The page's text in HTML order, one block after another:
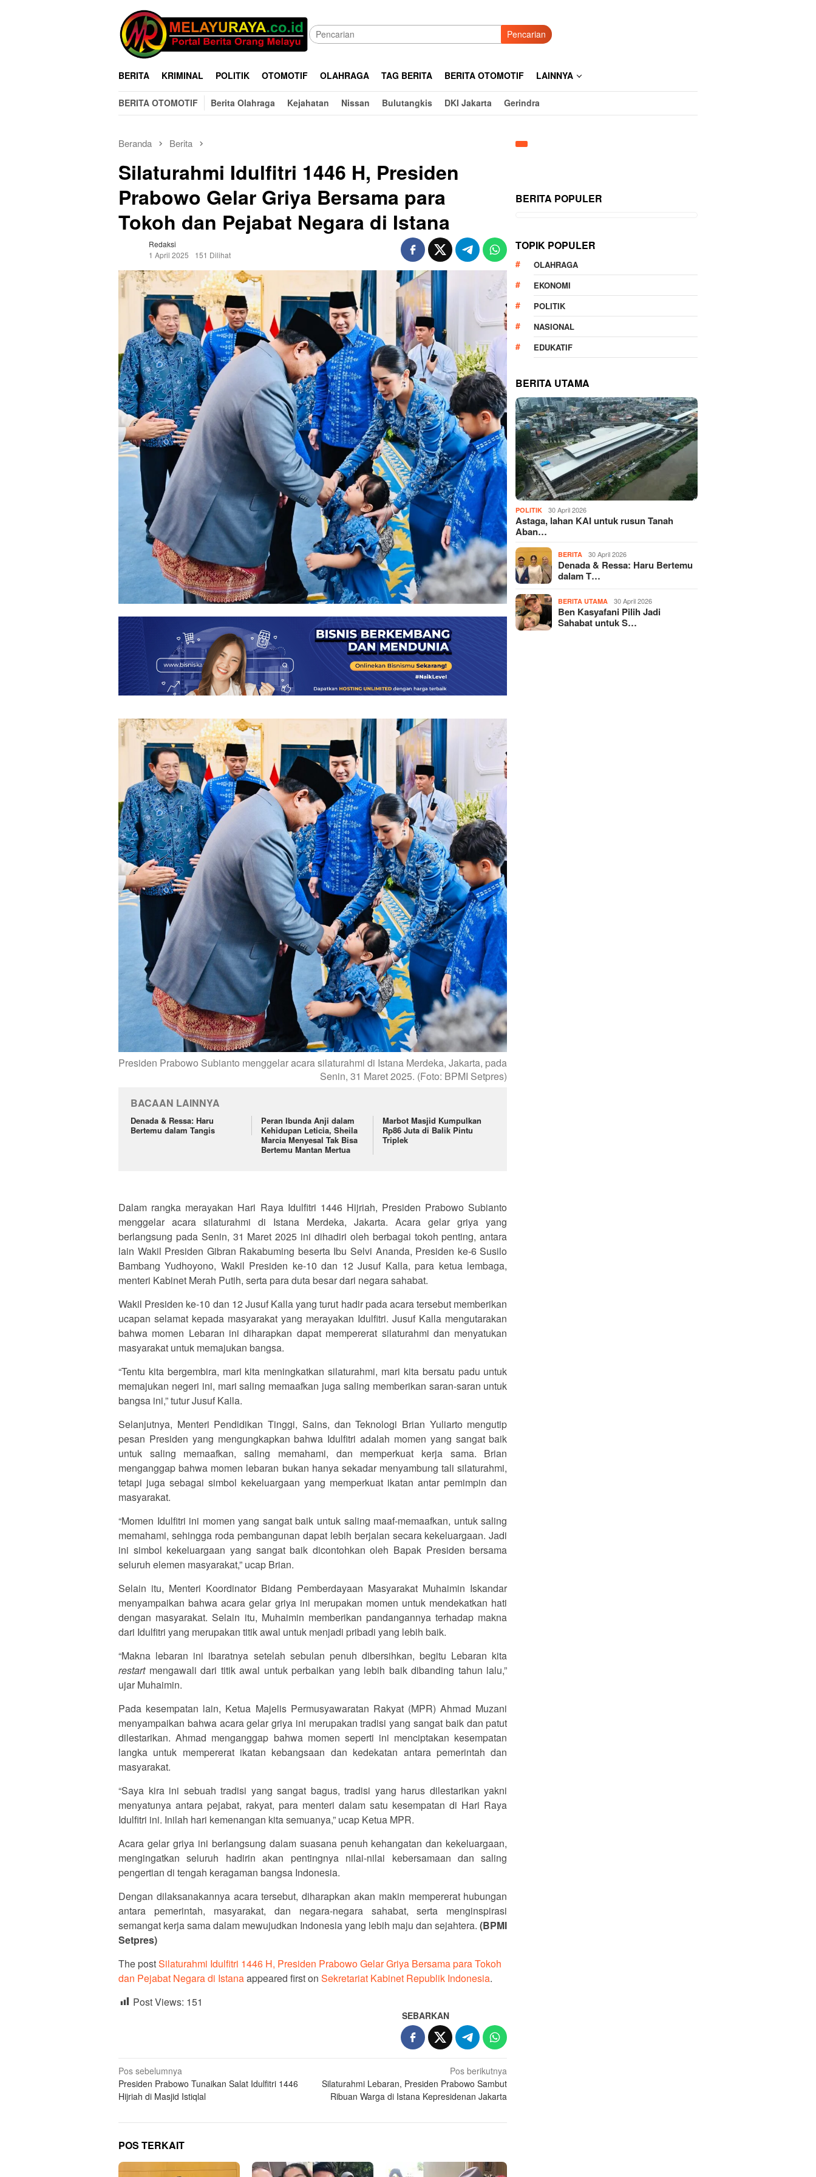
Pencarian
BERITA KRIMINAL POLITIK OTOMOTIF OLAHRAGA TAG BERITA BERITA OTOMOTIF LAINNYA
BERITA OTOMOTIF Berita Olahraga Kejahatan Nissan Bulutangkis DKI Jakarta Gerindra
Beranda Berita
Silaturahmi Idulfitri 1446 H, Presiden
Prabowo Gelar Griya Bersama para
Tokoh dan Pejabat Negara di Istana
Redaksi
1 April 2025
151 Dilihat
Presiden Prabowo Subianto menggelar acara silaturahmi di Istana Merdeka, Jakarta, pada
Senin, 31 Maret 2025. (Foto: BPMI Setpres)
BACAAN LAINNYA
Denada & Ressa: Haru
Bertemu dalam Tangis
Peran Ibunda Anji dalam
Kehidupan Leticia, Sheila
Marcia Menyesal Tak Bisa
Bertemu Mantan Mertua
Marbot Masjid Kumpulkan
Rp86 Juta di Balik Pintu
Triplek
Dalam rangka merayakan Hari Raya Idulfitri 1446 Hijriah, Presiden Prabowo Subianto
menggelar acara silaturahmi di Istana Merdeka, Jakarta. Acara gelar griya yang
berlangsung pada Senin, 31 Maret 2025 ini dihadiri oleh berbagai tokoh penting, antara
lain Wakil Presiden Gibran Rakabuming beserta Ibu Selvi Ananda, Presiden ke-6 Susilo
Bambang Yudhoyono, Wakil Presiden ke-10 dan 12 Jusuf Kalla, para ketua lembaga,
menteri Kabinet Merah Putih, serta para duta besar dari negara sahabat.
Wakil Presiden ke-10 dan 12 Jusuf Kalla yang turut hadir pada acara tersebut memberikan
ucapan selamat kepada masyarakat yang merayakan Idulfitri. Jusuf Kalla mengutarakan
bahwa momen Lebaran ini diharapkan dapat mempererat silaturahmi dan menyatukan
masyarakat untuk memajukan bangsa.
“Tentu kita bergembira, mari kita meningkatkan silaturahmi, mari kita bersatu padu untuk
memajukan negeri ini, mari saling memaafkan juga saling memberikan saran-saran untuk
bangsa ini,” tutur Jusuf Kalla.
Selanjutnya, Menteri Pendidikan Tinggi, Sains, dan Teknologi Brian Yuliarto mengutip
pesan Presiden yang mengungkapkan bahwa Idulfitri adalah momen yang sangat baik
untuk saling memaafkan, saling memahami, dan memperkuat kerja sama. Brian
menganggap bahwa momen lebaran bukan hanya sekadar menyambung tali silaturahmi,
tetapi juga sebagai simbol kekeluargaan yang memperkuat ikatan antar pemimpin dan
masyarakat.
“Momen Idulfitri ini momen yang sangat baik untuk saling maaf-memaafkan, untuk saling
memahami, sehingga roda pembangunan dapat lebih berjalan secara kekeluargaan. Jadi
ini simbol kekeluargaan yang sangat baik dicontohkan oleh Bapak Presiden bersama
seluruh elemen masyarakat,” ucap Brian.
Selain itu, Menteri Koordinator Bidang Pemberdayaan Masyarakat Muhaimin Iskandar
menyampaikan bahwa acara gelar griya ini merupakan momen untuk mendekatkan hati
dengan masyarakat. Selain itu, Muhaimin memberikan pandangannya terhadap makna
dari Idulfitri yang merupakan titik awal untuk menjadi pribadi yang lebih baik.
“Makna lebaran ini ibaratnya setelah sebulan penuh dibersihkan, begitu Lebaran kita
restartmengawali dari titik awal untuk perbaikan yang lebih baik dibanding tahun lalu,”
ujar Muhaimin.
Pada kesempatan lain, Ketua Majelis Permusyawaratan Rakyat (MPR) Ahmad Muzani
menyampaikan bahwa acara gelar griya ini merupakan tradisi yang sangat baik dan patut
dilestarikan. Ahmad menganggap bahwa momen seperti ini menciptakan kesempatan
langka untuk mempererat ikatan kebangsaan dan kedekatan antara pemerintah dan
masyarakat.
“Saya kira ini sebuah tradisi yang sangat bagus, tradisi yang harus dilestarikan yakni
menyatunya antara pejabat, rakyat, para menteri dalam satu kesempatan di Hari Raya
Idulfitri ini. Inilah hari kemenangan kita semuanya,” ucap Ketua MPR.
Acara gelar griya ini berlangsung dalam suasana penuh kehangatan dan kekeluargaan,
mengingatkan seluruh hadirin akan pentingnya nilai-nilai kebersamaan dan saling
pengertian di tengah keragaman bangsa Indonesia.
Dengan dilaksanakannya acara tersebut, diharapkan akan makin mempererat hubungan
antara pemerintah, masyarakat, dan negara-negara sahabat, serta menginspirasi
semangat kerja sama dalam mewujudkan Indonesia yang lebih maju dan sejahtera.(BPMI
Setpres)
The postSilaturahmi Idulfitri 1446 H, Presiden Prabowo Gelar Griya Bersama para Tokoh
dan Pejabat Negara di Istanaappeared first on Sekretariat Kabinet Republik Indonesia.
Post Views: 151
SEBARKAN
Navigasi
pos
Pos sebelumnya
Presiden Prabowo Tunaikan Salat Idulfitri 1446
Hijriah di Masjid Istiqlal
Pos berikutnya
Silaturahmi Lebaran, Presiden Prabowo Sambut
Ribuan Warga di Istana Kepresidenan Jakarta
POS TERKAIT
BERITA POPULER
TOPIK POPULER
OLAHRAGA
EKONOMI
POLITIK
NASIONAL
EDUKATIF
BERITA UTAMA
POLITIK 30 April 2026
Astaga, lahan KAI untuk rusun Tanah
Aban…
BERITA 30 April 2026
Denada & Ressa: Haru Bertemu
dalam T…
BERITA UTAMA 30 April 2026
Ben Kasyafani Pilih Jadi
Sahabat untuk S…